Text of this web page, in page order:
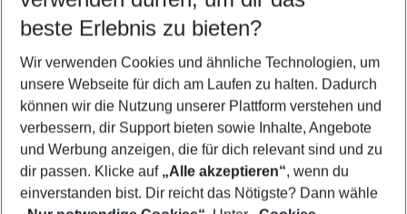
5-8 Nächte
2 Erwachsene Keine Kinder
Mehr Filter anzeigen
beste Erlebnis zu bieten?
Wir verwenden Cookies und ähnliche Technologien, um
unsere Webseite für dich am Laufen zu halten. Dadurch
können wir die Nutzung unserer Plattform verstehen und
verbessern, dir Support bieten sowie Inhalte, Angebote
und Werbung anzeigen, die für dich relevant sind und zu
dir passen. Klicke auf „Alle akzeptieren“, wenn du
einverstanden bist. Dir reicht das Nötigste? Dann wähle